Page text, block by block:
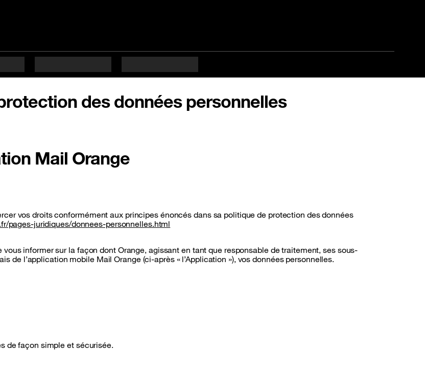
des données personnelles
Mail Orange
vos droits conformément aux principes énoncés dans sa politique de protection des données
pages-juridiques/donnees-personnelles.html
informer sur la façon dont Orange, agissant en tant que responsable de traitement, ses sous-
de l’application mobile Mail Orange (ci-après « l’Application »), vos données personnelles.
de façon simple et sécurisée.